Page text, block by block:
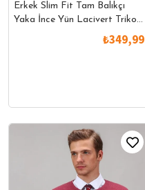
Erkek Slim Fit Tam Balıkçı
Yaka İnce Yün Lacivert Triko
₺349,99